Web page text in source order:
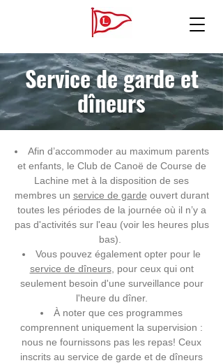
Service de garde et
dîneurs
Afin d’accommoder au maximum parents
et enfants, le Club de Canoë de Course de
Lachine met à la disposition de ses
membres un service de garde ouvert durant
toutes les périodes de la journée où il n’y a
pas d'activités sur l'eau (voir les heures plus
bas). ​
​Vous pouvez également opter pour le
service de dîneurs, pour ceux qui ont
seulement besoin d'une surveillance pour
l'heure du dîner.
À noter que ces programmes
comprennent uniquement la supervision :
nous ne fournissons pas les repas! Ceux
inscrits au service de garde et de dîneurs